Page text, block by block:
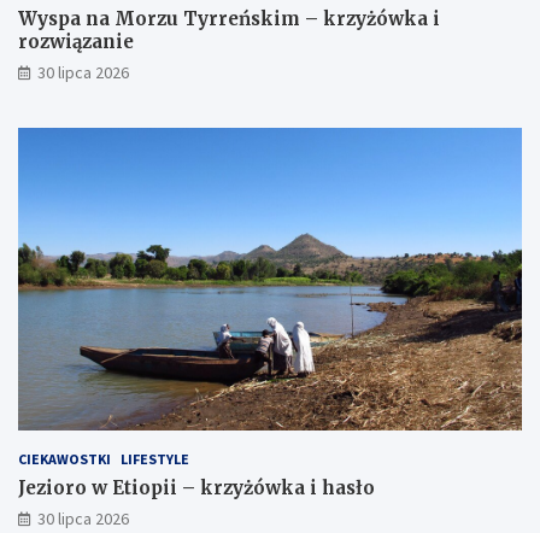
Wyspa na Morzu Tyrreńskim – krzyżówka i
rozwiązanie
30 lipca 2026
CIEKAWOSTKI LIFESTYLE
Jezioro w Etiopii – krzyżówka i hasło
30 lipca 2026